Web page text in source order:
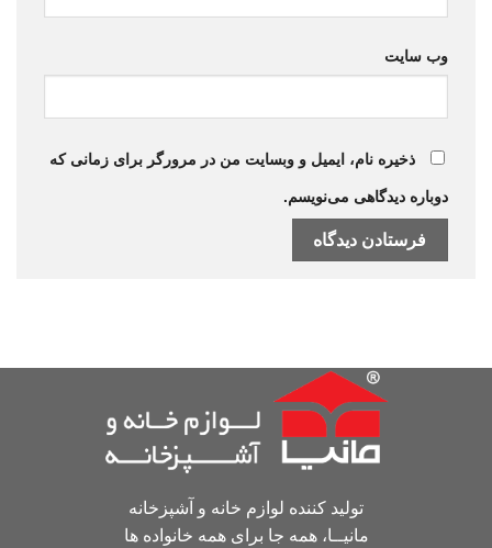
وب‌ سایت
ذخیره نام، ایمیل و وبسایت من در مرورگر برای زمانی که
دوباره دیدگاهی می‌نویسم.
تولید کننده لوازم خانه و آشپزخانه
مانیــا، همه جا برای همه خانواده ها